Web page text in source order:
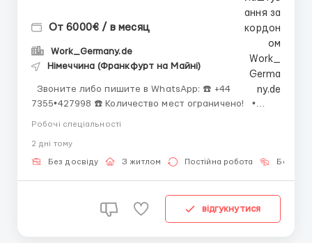
От 6000€ / в месяц
Work_Germany.de
Німеччина (Франкфурт на Майні)
7355•427998 ☎️ Количество мест ограничено! •
Сортировщик вторсырья; • Оператор сортировочной
пресса; • Водитель вилочного погрузчика (при
нали...
Робочі спеціальності
2 днi тому
Без досвіду З житлом Постійна робота Без
відгукнутися